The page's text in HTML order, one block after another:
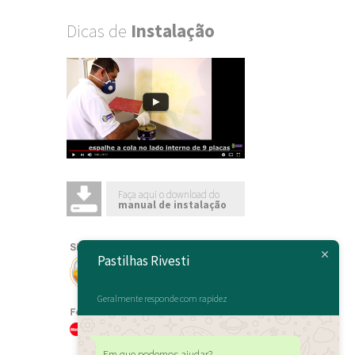
Dicas de Instalação
Faça aqui o download do
manual de instalação
Pastilhas Rivesti
Geralmente responde com rapidez